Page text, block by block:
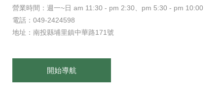
營業時間：週一~日 am 11:30 - pm 2:30、pm 5:30 - pm 10:00
電話：049-2424598
地址：南投縣埔里鎮中華路171號
開始導航